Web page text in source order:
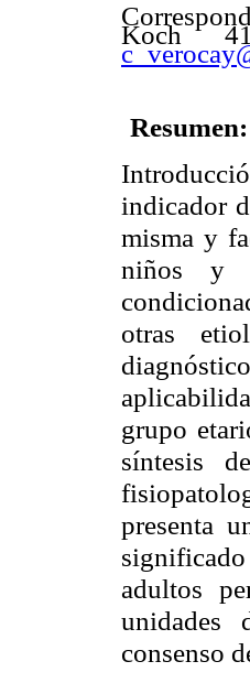
Koch
Resumen:
indicador
misma y
niños y
otras
grupo
síntesis
presenta
adultos
unidades
consenso